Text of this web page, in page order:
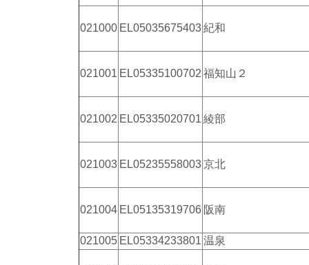
021000 EL05035675403紀和
021001 EL05335100702 福知山２
021002 EL05335020701 綾部
021003 EL05235558003京北
021004 EL05135319706 阪南
021005 EL05334233801 温泉